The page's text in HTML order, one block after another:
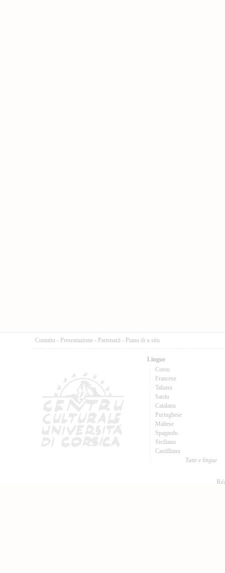
Cuntattu - Presentazione - Partenarii - Pianu di u situ
Lingue
Corsu
Francese
Talianu
Sardu
Catalanu
Purtughese
Maltese
Spagnolu
Sicilianu
Castillianu
Tutte e lingue